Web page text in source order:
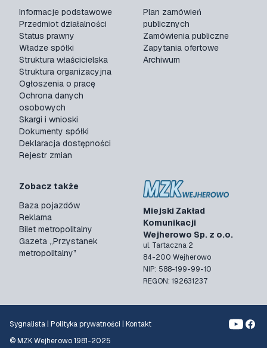
Miejski Zakład
Komunikacji
Wejherowo Sp. z o.o.
ul. Tartaczna 2
84-200 Wejherowo
NIP: 588-199-99-10
REGON: 192631237
Informacje podstawowe
Przedmiot działalności
Status prawny
Władze spółki
Struktura właścicielska
Struktura organizacyjna
Ogłoszenia o pracę
Ochrona danych
osobowych
Skargi i wnioski
Dokumenty spółki
Deklaracja dostępności
Rejestr zmian
Plan zamówień
publicznych
Zamówienia publiczne
Zapytania ofertowe
Archiwum
Zobacz także
Baza pojazdów
Reklama
Bilet metropolitalny
Gazeta „Przystanek
metropolitalny”
Sygnalista Polityka prywatności
Kontakt
© MZK Wejherowo 1981-2025